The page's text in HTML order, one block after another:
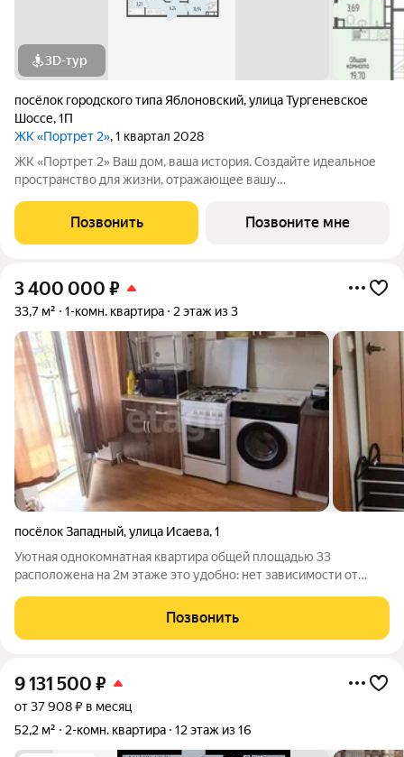
3D-тур
посёлок городского типа Яблоновский,улица Тургеневское
Шоссе,1П
ЖК «Портрет 2», 1 квартал 2028
ЖК «Портрет 2» Ваш дом, ваша история. Создайте идеальное
пространство для жизни, отражающее вашу
Отличные условия для семей с детьми. Рядом находятся
несколько действующих детских садов. Это
Позвонить Позвоните мне
3 400 000 ₽
33,7 м² 1-комн. квартира 2 этаж из 3
посёлок Западный,улица Исаева,1
Уютная однокомнатная квартира общей площадью 33
расположена на 2м этаже это удобно: нет зависимости от
хорошей транспортной доступностью и развитой
инфраструктурой: рядом магазины, остановки
Позвонить
9 131 500 ₽
от 37 908 ₽ в месяц
52,2 м²
2-комн. квартира 12 этаж из 16